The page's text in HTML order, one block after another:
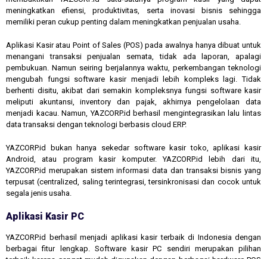
meningkatkan efiensi, produktivitas, serta inovasi bisnis sehingga
memiliki peran cukup penting dalam meningkatkan penjualan usaha.
Aplikasi Kasir atau Point of Sales (POS) pada awalnya hanya dibuat untuk
menangani transaksi penjualan semata, tidak ada laporan, apalagi
pembukuan. Namun seiring berjalannya waktu, perkembangan teknologi
mengubah fungsi software kasir menjadi lebih kompleks lagi. Tidak
berhenti disitu, akibat dari semakin kompleksnya fungsi software kasir
meliputi akuntansi, inventory dan pajak, akhirnya pengelolaan data
menjadi kacau. Namun, YAZCORP.id berhasil mengintegrasikan lalu lintas
data transaksi dengan teknologi berbasis cloud ERP.
YAZCORP.id bukan hanya sekedar software kasir toko, aplikasi kasir
Android, atau program kasir komputer. YAZCORP.id lebih dari itu,
YAZCORP.id merupakan sistem informasi data dan transaksi bisnis yang
terpusat (centralized, saling terintegrasi, tersinkronisasi dan cocok untuk
segala jenis usaha.
Aplikasi Kasir PC
YAZCORP.id berhasil menjadi aplikasi kasir terbaik di Indonesia dengan
berbagai fitur lengkap. Software kasir PC sendiri merupakan pilihan